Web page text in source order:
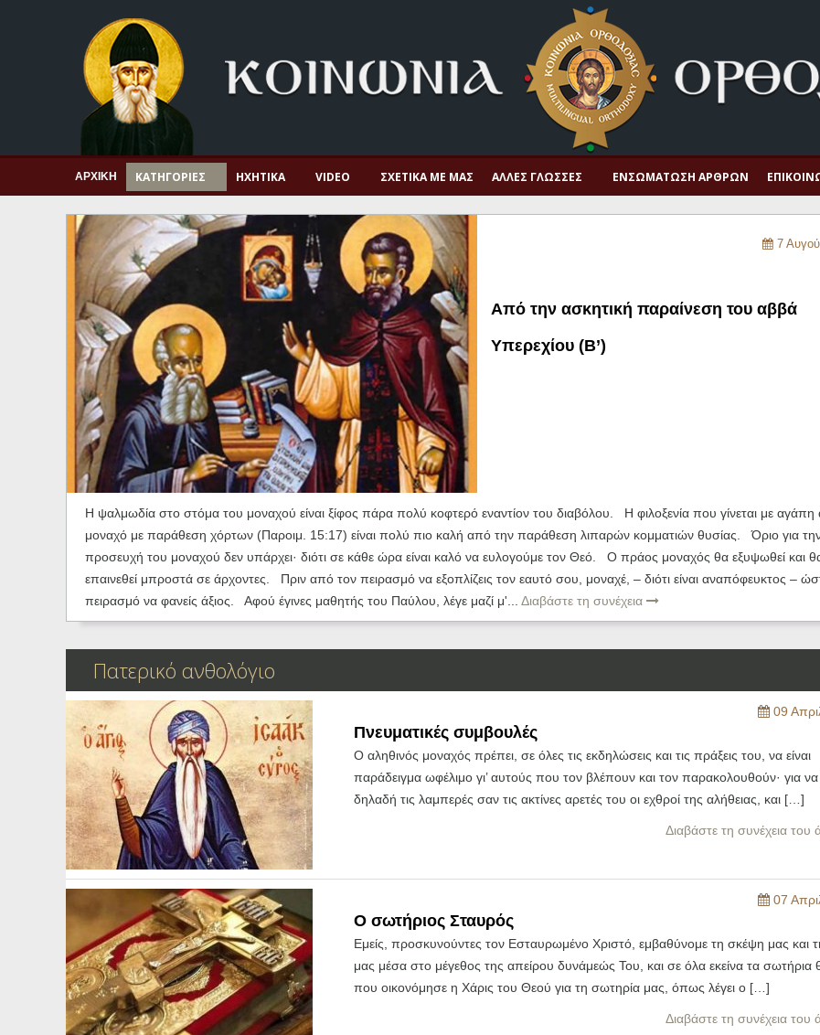
Πνευματική ζωή
Μαρτυρία και διδαχή
Λατρεία και προσευχή
Πατερικό ανθολόγιο
Αγιολόγιο – Εορτολόγιο
Η πίστη στην εποχή μας
Ορθόδοξη οικογένεια
Ορθόδοξο προσκυνητάριο
Σκέψεις-προβληματισμοί
ΑΡΧΙΚΉ ΚΑΤΗΓΟΡΊΕΣ ΗΧΗΤΙΚΆ VIDEO ΣΧΕΤΙΚΆ ΜΕ ΜΑΣ ΆΛΛΕΣ ΓΛΏΣΣΕΣ ΕΝΣΩΜΆΤΩΣΗ ΆΡΘΡΩΝ
7
Από την ασκητική παραίνεση του αββά
Υπερεχίου (Β’)
Η ψαλμωδία στο στόμα του μοναχού είναι ξίφος πάρα πολύ κοφτερό εναντίον του διαβόλου. Η φιλοξενία που γίνεται με
μοναχό με παράθεση χόρτων (Παροιμ. 15:17) είναι πολύ πιο καλή από την παράθεση λιπαρών κομματιών θυσίας. Όριο για
προσευχή του μοναχού δεν υπάρχει· διότι σε κάθε ώρα είναι καλό να ευλογούμε τον Θεό. Ο πράος μοναχός θα εξυψωθεί και
επαινεθεί μπροστά σε άρχοντες. Πριν από τον πειρασμό να εξοπλίζεις τον εαυτό σου, μοναχέ, – διότι είναι αναπόφευκτος –
πειρασμό να φανείς άξιος. Αφού έγινες μαθητής του Παύλου, λέγε μαζί μ'... Διαβάστε τη συνέχεια
Πατερικό ανθολόγιο
09
Πνευματικές συμβουλές
Ο αληθινός μοναχός πρέπει, σε όλες τις εκδηλώσεις και τις πράξεις του, να είναι
παράδειγμα ωφέλιμο γι’ αυτούς που τον βλέπουν και τον παρακολουθούν· για
δηλαδή τις λαμπερές σαν τις ακτίνες αρετές του οι εχθροί της αλήθειας, και […]
Διαβάστε τη συνέχεια του
07
Ο σωτήριος Σταυρός
Εμείς, προσκυνούντες τον Εσταυρωμένο Χριστό, εμβαθύνομε τη σκέψη μας και
μας μέσα στο μέγεθος της απείρου δυνάμεώς Του, και σε όλα εκείνα τα σωτήρια
που οικονόμησε η Χάρις του Θεού για τη σωτηρία μας, όπως λέγει ο […]
Διαβάστε τη συνέχεια του